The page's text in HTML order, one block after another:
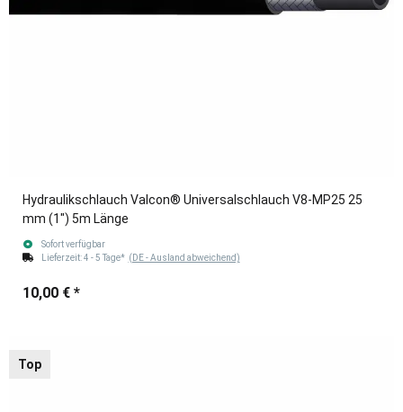
Hydraulikschlauch Valcon® Universalschlauch V8-MP25 25
mm (1") 5m Länge
Sofort verfügbar
Lieferzeit:4 - 5 Tage* (DE - Ausland abweichend)
10,00 € *
Top